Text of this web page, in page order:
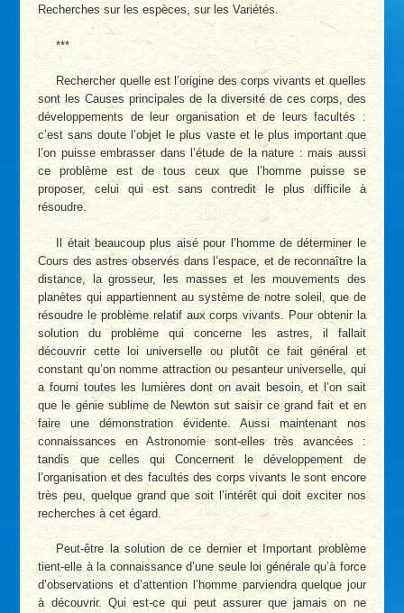
Recherches sur les espèces, sur les Variétés.
***
Rechercher quelle est l’origine des corps vivants et quelles
sont les Causes principales de la diversité de ces corps, des
développements de leur organisation et de leurs facultés :
c’est sans doute l’objet le plus vaste et le plus important que
l’on puisse embrasser dans l’étude de la nature : mais aussi
ce problème est de tous ceux que l’homme puisse se
proposer, celui qui est sans contredit le plus difficile à
résoudre.
Il était beaucoup plus aisé pour l’homme de déterminer le
Cours des astres observés dans l’espace, et de reconnaître la
distance, la grosseur, les masses et les mouvements des
planètes qui appartiennent au système de notre soleil, que de
résoudre le problème relatif aux corps vivants. Pour obtenir la
solution du problème qui concerne les astres, il fallait
découvrir cette loi universelle ou plutôt ce fait général et
constant qu’on nomme attraction ou pesanteur universelle, qui
a fourni toutes les lumières dont on avait besoin, et l’on sait
que le génie sublime de Newton sut saisir ce grand fait et en
faire une démonstration évidente. Aussi maintenant nos
connaissances en Astronomie sont-elles très avancées :
tandis que celles qui Concernent le développement de
l’organisation et des facultés des corps vivants le sont encore
très peu, quelque grand que soit l’intérêt qui doit exciter nos
recherches à cet égard.
Peut-être la solution de ce dernier et Important problème
tient-elle à la connaissance d’une seule loi générale qu’à force
d’observations et d’attention l’homme parviendra quelque jour
à découvrir. Qui est-ce qui peut assurer que jamais on ne